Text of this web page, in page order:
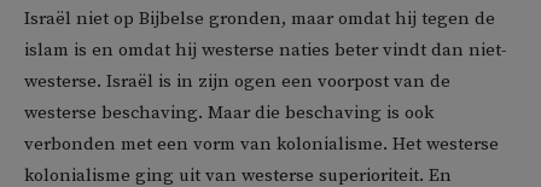
Israël niet op Bijbelse gronden, maar omdat hij tegen de
islam is en omdat hij westerse naties beter vindt dan niet-
westerse. Israël is in zijn ogen een voorpost van de
westerse beschaving. Maar die beschaving is ook
verbonden met een vorm van kolonialisme. Het westerse
kolonialisme ging uit van westerse superioriteit. En